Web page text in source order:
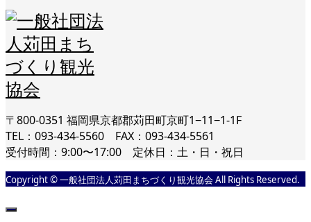
〒800-0351 福岡県京都郡苅田町京町1−11−1-1F
TEL：093-434-5560 FAX：093-434-5561
受付時間：9:00〜17:00 定休日：土・日・祝日
Copyright © 一般社団法人苅田まちづくり観光協会 All Rights Reserved.